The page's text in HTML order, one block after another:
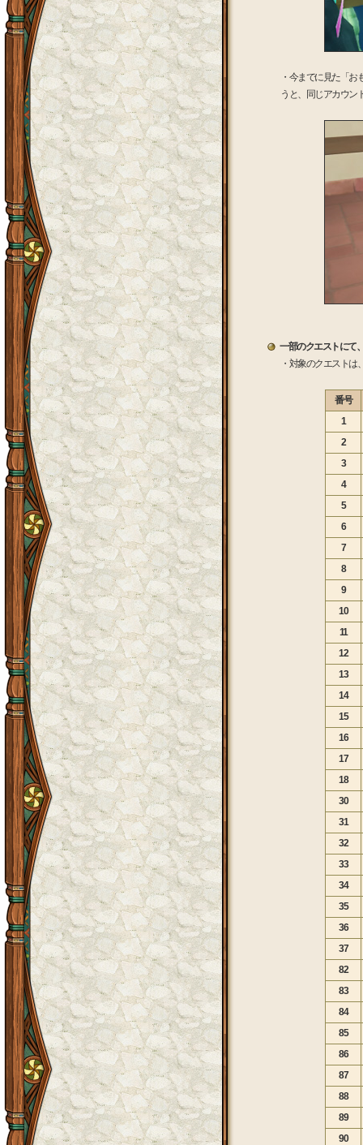
・今までに見た「
うと、同じアカウン
一部のクエストにて
・対象のクエストは
番号
1
2
3
4
5
6
7
8
9
10
11
12
13
14
15
16
17
18
30
31
32
33
34
35
36
37
82
83
84
85
86
87
88
89
90